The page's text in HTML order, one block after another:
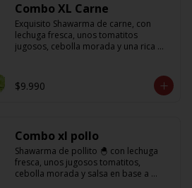
Combo XL Carne
Exquisito Shawarma de carne, con
lechuga fresca, unos tomatitos
jugosos, cebolla morada y una rica
$9.990
Combo xl pollo
Shawarma de pollito 🐣 con lechuga
fresca, unos jugosos tomatitos,
cebolla morada y salsa en base a